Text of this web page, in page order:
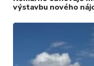
výstavbu nového